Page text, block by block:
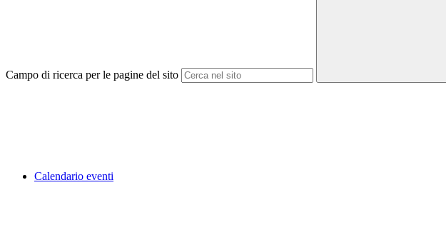
Campo di ricerca per le pagine del sito
Calendario eventi